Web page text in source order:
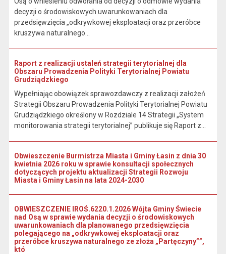
decyzji o środowiskowych uwarunkowaniach dla
przedsięwzięcia „odkrywkowej eksploatacji oraz przeróbce
kruszywa naturalnego...
Raport z realizacji ustaleń strategii terytorialnej dla
Obszaru Prowadzenia Polityki Terytorialnej Powiatu
Grudziądzkiego
Wypełniając obowiązek sprawozdawczy z realizacji założeń
Strategii Obszaru Prowadzenia Polityki Terytorialnej Powiatu
Grudziądzkiego określony w Rozdziale 14 Strategii „System
monitorowania strategii terytorialnej” publikuje się Raport z...
Obwieszczenie Burmistrza Miasta i Gminy Łasin z dnia 30
kwietnia 2026 roku w sprawie konsultacji społecznych
dotyczących projektu aktualizacji Strategii Rozwoju
Miasta i Gminy Łasin na lata 2024-2030
OBWIESZCZENIE IROŚ.6220.1.2026 Wójta Gminy Świecie
nad Osą w sprawie wydania decyzji o środowiskowych
uwarunkowaniach dla planowanego przedsięwzięcia
polegającego na „odkrywkowej eksploatacji oraz
przeróbce kruszywa naturalnego ze złoża „Partęczyny””,
któ